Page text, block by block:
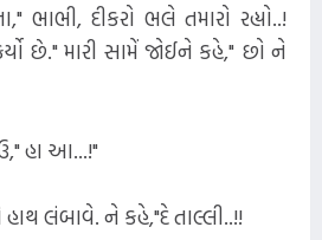
ભાભી, દીકરો ભલે તમારો રહ્યો..!
છે." મારી સામેં જોઈને કહે," છો ને
હા આ...!"
હાથ લંબાવે. ને કહે,"દે તાલ્લી..!!